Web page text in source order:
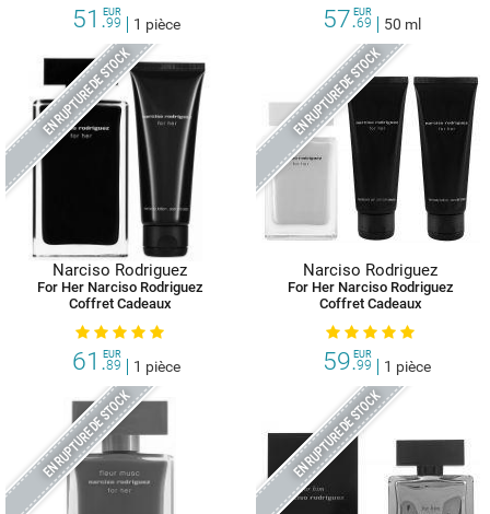
51.99
EUR
1 pièce 57.69
EUR
50 ml
EN RUPTURE DE STOCK
Narciso Rodriguez
For Her Narciso Rodriguez
Coffret Cadeaux
61.89
EUR
1 pièce
EN RUPTURE DE STOCK
Narciso Rodriguez
For Her Narciso Rodriguez
Coffret Cadeaux
59.99
EUR
1 pièce
EN RUPTURE DE STOCK EN RUPTURE DE STOCK